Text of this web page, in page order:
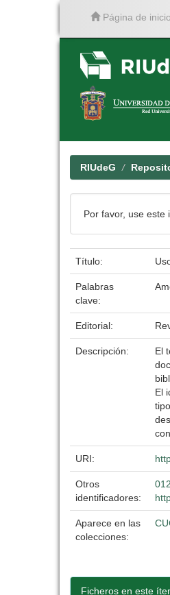
Página de inicio
RIUdeG
Por favor, use este
Título:
Palabras
clave:
Editorial:
Descripción:
El
El
URI:
Otros
identificadores:
Aparece en las
colecciones:
Ficheros en este